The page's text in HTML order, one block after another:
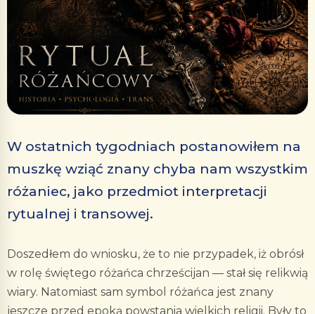
W ostatnich tygodniach postanowiłem na
muszkę wziąć znany chyba nam wszystkim
różaniec, jako przedmiot interpretacji
rytualnej i transowej.
Doszedłem do wniosku, że to nie przypadek, iż obrósł
w rolę świętego różańca chrześcijan — stał się relikwią
wiary. Natomiast sam symbol różańca jest znany
jeszcze przed epoką powstania wielkich religii. Były to